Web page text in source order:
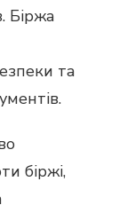
Біржа
та
біржі,